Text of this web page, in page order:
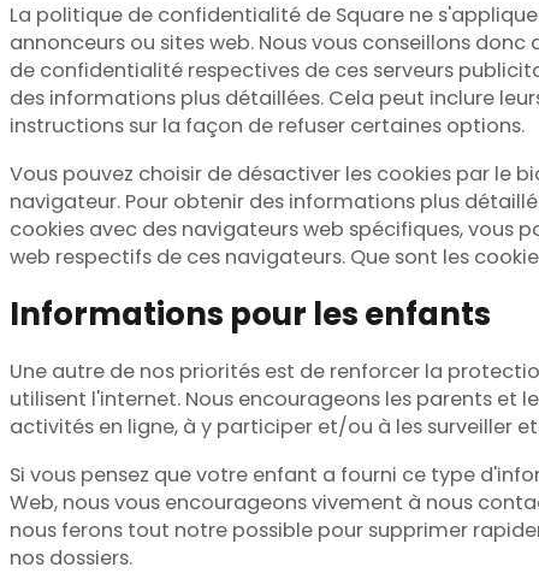
La politique de confidentialité de Square ne
annonceurs ou sites web. Nous vous conseillons
de confidentialité respectives de ces serveurs
des informations plus détaillées. Cela peut inclure
instructions sur la façon de refuser certaines options.
Vous pouvez choisir de désactiver les cookies par le
navigateur. Pour obtenir des informations plus
cookies avec des navigateurs web spécifiques, vous
web respectifs de ces navigateurs. Que sont les
Informations pour les enfants
Une autre de nos priorités est de renforcer la
utilisent l'internet. Nous encourageons les parents et
activités en ligne, à y participer et/ou à les surveiller
Si vous pensez que votre enfant a fourni ce type
Web, nous vous encourageons vivement à nous
nous ferons tout notre possible pour supprimer
nos dossiers.